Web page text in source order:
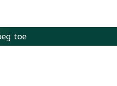
toe